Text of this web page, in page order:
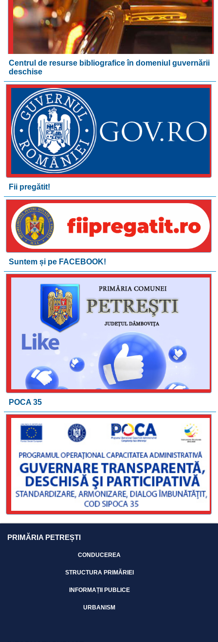
Centrul de resurse bibliografice în domeniul guvernării
deschise
Fii pregătit!
Suntem și pe FACEBOOK!
POCA 35
PRIMĂRIA PETREȘTI
CONDUCEREA
STRUCTURA PRIMĂRIEI
INFORMAȚII PUBLICE
URBANISM